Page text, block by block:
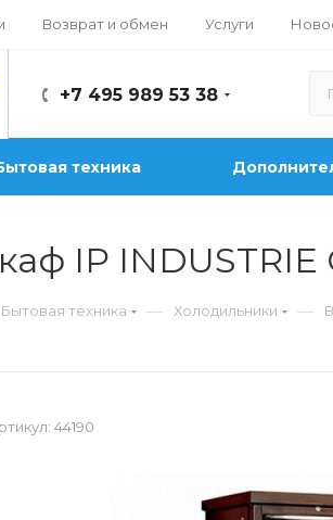
Возврат и обмен Услуги
+7 495 989 53 38
техника
IP INDUSTRIE
Бытовая техника — Холодильники —
44190